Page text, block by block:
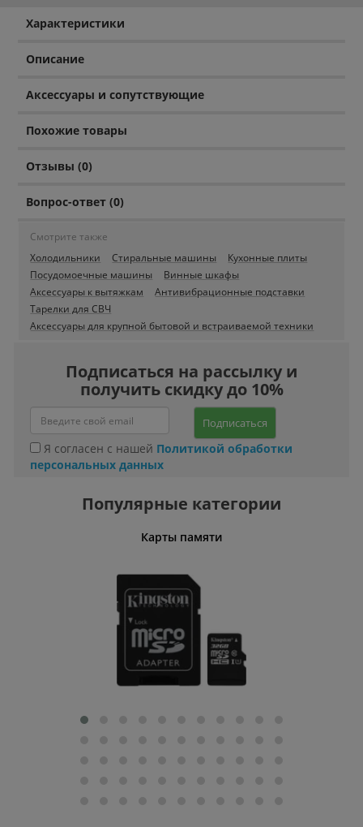
Характеристики
Описание
Аксессуары и сопутствующие
Похожие товары
Отзывы (0)
Вопрос-ответ (0)
Смотрите также
Холодильники
Стиральные машины
Кухонные плиты
Посудомоечные машины
Винные шкафы
Аксессуары к вытяжкам
Антивибрационные подставки
Тарелки для СВЧ
Аксессуары для крупной бытовой и встраиваемой техники
Подписаться на рассылку и
получить скидку до 10%
Подписаться
Я согласен с нашей Политикой обработки
персональных данных
Популярные категории
Карты памяти